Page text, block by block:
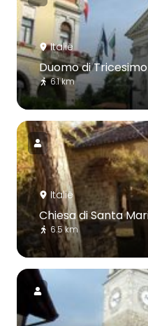
Italië
Duomo di Tricesimo
6.1 km
Italië
Chiesa di Santa
6.5 km